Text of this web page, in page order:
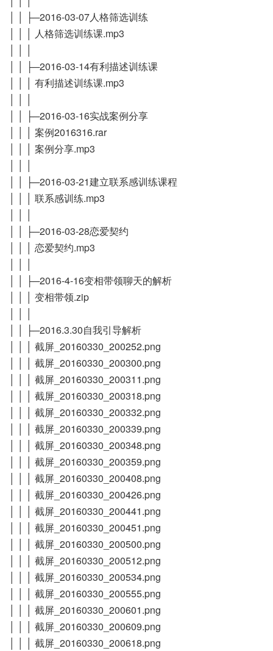
│ │ ├─2016-03-07人格筛选训练
│ │ │ 人格筛选训练课.mp3
│ │ ├─2016-03-14有利描述训练课
│ │ │ 有利描述训练课.mp3
│ │ ├─2016-03-16实战案例分享
│ │ │ 案例2016316.rar
│ │ │ 案例分享.mp3
│ │ ├─2016-03-21建立联系感训练课程
│ │ │ 联系感训练.mp3
│ │ ├─2016-03-28恋爱契约
│ │ │ 恋爱契约.mp3
│ │ ├─2016-4-16变相带领聊天的解析
│ │ │ 变相带领.zip
│ │ ├─2016.3.30自我引导解析
│ │ │ 截屏_20160330_200252.png
│ │ │ 截屏_20160330_200300.png
│ │ │ 截屏_20160330_200311.png
│ │ │ 截屏_20160330_200318.png
│ │ │ 截屏_20160330_200332.png
│ │ │ 截屏_20160330_200339.png
│ │ │ 截屏_20160330_200348.png
│ │ │ 截屏_20160330_200359.png
│ │ │ 截屏_20160330_200408.png
│ │ │ 截屏_20160330_200426.png
│ │ │ 截屏_20160330_200441.png
│ │ │ 截屏_20160330_200451.png
│ │ │ 截屏_20160330_200500.png
│ │ │ 截屏_20160330_200512.png
│ │ │ 截屏_20160330_200534.png
│ │ │ 截屏_20160330_200555.png
│ │ │ 截屏_20160330_200601.png
│ │ │ 截屏_20160330_200609.png
│ │ │ 截屏_20160330_200618.png